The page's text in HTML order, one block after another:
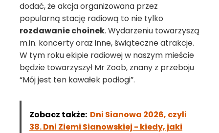
dodać, że akcja organizowana przez
popularną stację radiową to nie tylko
rozdawanie choinek. Wydarzeniu towarzyszą
m.in. koncerty oraz inne, świąteczne atrakcje.
W tym roku ekipie radiowej w naszym mieście
będzie towarzyszył Mr Zoob, znany z przeboju
“Mój jest ten kawałek podłogi”.
Zobacz także: Dni Sianowa 2026, czyli
38. Dni Ziemi Sianowskiej - kiedy, jaki